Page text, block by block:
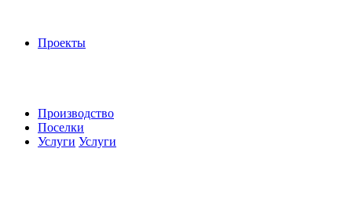
Проекты
Производство
Поселки
Услуги Услуги